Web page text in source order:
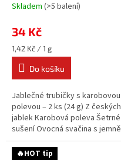
Skladem (>5 balení)
34 Kč
Měrná
cena:
1,42 Kč / 1 g
Do košíku
Jablečné trubičky s karobovou
polevou – 2 ks (24 g) Z českých
jablek Karobová poleva Šetrné
sušení Ovocná svačina s jemně
kakaovou chutí bez...
🔥HOT tip